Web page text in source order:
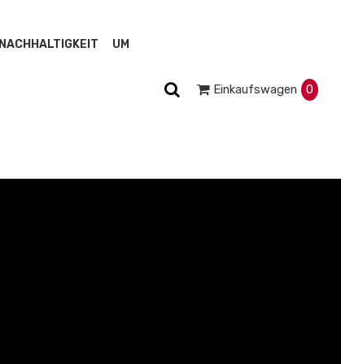
NACHHALTIGKEIT UM
Einkaufswagen 0